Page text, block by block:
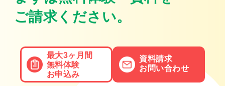
ご請求ください。
最大3ヶ月間
無料体験
お申込み
資料請求
お問い合わせ